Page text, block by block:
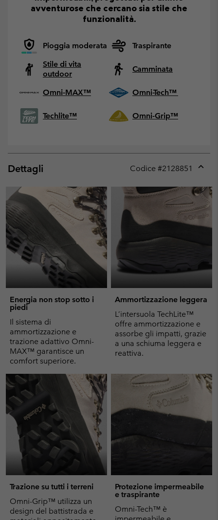
avventurose che cercano sia stile che
funzionalità.
Pioggia moderata
Traspirante
Stile di vita
outdoor
Camminata
Omni-MAX™ Omni-Tech™
Techlite™ Omni-Grip™
Dettagli Codice #2128851
or
Energia non stop sotto i
piedi
Il sistema di
ammortizzazione e
trazione adattivo Omni-
MAX™ garantisce un
comfort superiore.
Ammortizzazione leggera
L’intersuola TechLite™
offre ammortizzazione e
assorbe gli impatti, grazie
a una schiuma leggera e
reattiva.
Trazione su tutti i terreni
Omni-Grip™ utilizza un
design del battistrada e
Protezione impermeabile
e traspirante
Omni-Tech™ è